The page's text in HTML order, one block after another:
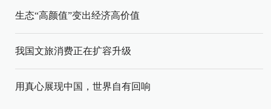
生态“高颜值”变出经济高价值
我国文旅消费正在扩容升级
用真心展现中国，世界自有回响